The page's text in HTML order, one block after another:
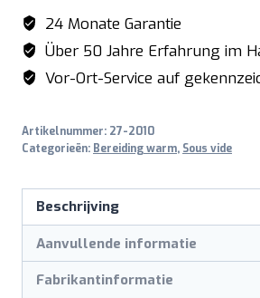
sous
vide
aantal
24 Monate Garantie
Über 50 Jahre Erfahrung im
Vor-Ort-Service auf
Artikelnummer: 27-2010
Categorieën: Bereiding warm, Sous vide
Beschrijving
Aanvullende informatie
Fabrikantinformatie